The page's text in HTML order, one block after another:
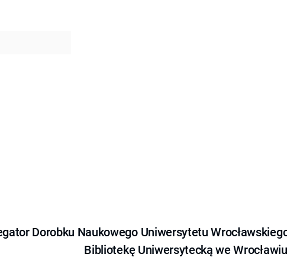
Dorobku Naukowego Uniwersytetu
Bibliotekę Uniwersytecką we Wrocławiu